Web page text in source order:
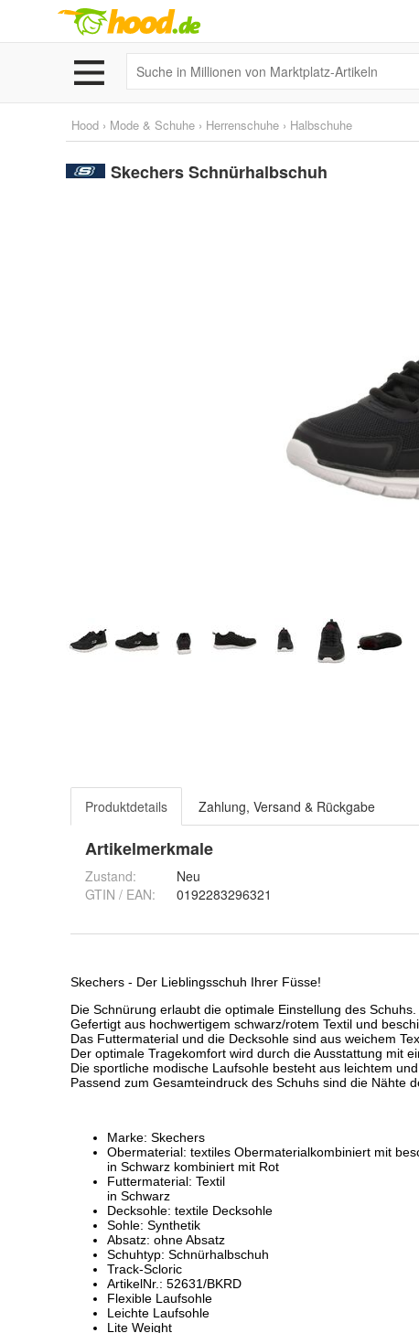
Hood › Mode & Schuhe › Herrenschuhe › Halbschuhe
Skechers Schnürhalbschuh
Produktdetails Zahlung, Versand & Rückgabe
Artikelmerkmale
Zustand:
Neu
GTIN / EAN:
0192283296321